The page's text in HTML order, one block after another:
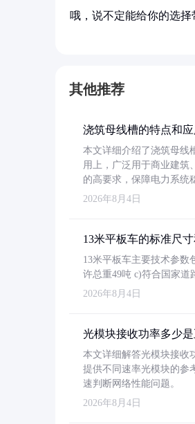
哦，说不定能给你的选择
其他推荐
浇筑母线槽的特点和
本文详细介绍了浇筑母线
用上，广泛用于商业建筑
的高要求，保障电力系统
2026年8月4日
13米平板车的标准尺
13米平板车主要技术参数
许总重49吨 c)符合国家
2026年8月4日
光模块接收功率多少是
本文详细解答光模块接收
提供不同速率光模块的参
速判断网络性能问题。
2026年8月4日